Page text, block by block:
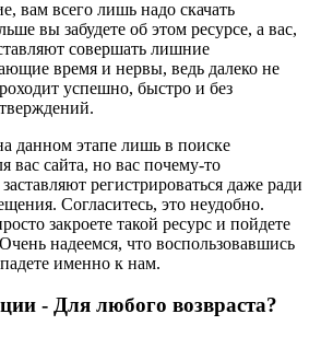
вам всего лишь надо скачать
вы забудете об этом ресурсе, а вас,
совершать лишние
время и нервы, ведь далеко не
успешно, быстро и без
данном этапе лишь в поиске
вас сайта, но вас почему-то
регистрироваться даже ради
Согласитесь, это неудобно.
закроете такой ресурс и пойдете
надеемся, что воспользовавшись
именно к нам.
- Для любого возвраста?